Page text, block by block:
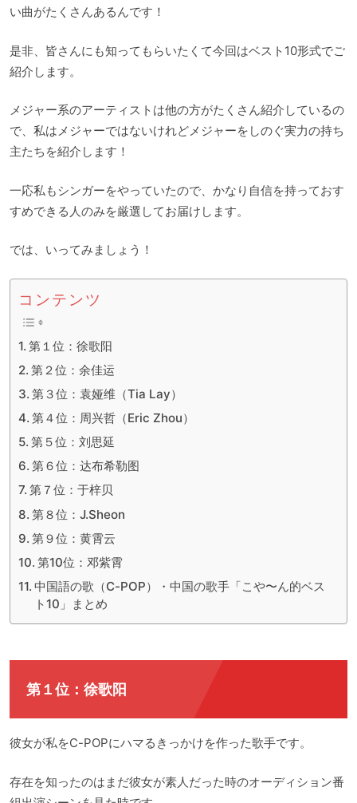
い曲がたくさんあるんです！
是非、皆さんにも知ってもらいたくて今回はベスト10形式でご
紹介します。
メジャー系のアーティストは他の方がたくさん紹介しているの
で、私はメジャーではないけれどメジャーをしのぐ実力の持ち
主たちを紹介します！
一応私もシンガーをやっていたので、かなり自信を持っておす
すめできる人のみを厳選してお届けします。
では、いってみましょう！
コンテンツ
第１位：徐歌阳
第２位：余佳运
第３位：袁娅维（Tia Lay）
第４位：周兴哲（Eric Zhou）
第５位：刘思延
第６位：达布希勒图
第７位：于梓贝
第８位：J.Sheon
第９位：黄霄云
第10位：邓紫霄
中国語の歌（C-POP）・中国の歌手「こや〜ん的ベス
ト10」まとめ
第１位：徐歌阳
彼女が私をC-POPにハマるきっかけを作った歌手です。
存在を知ったのはまだ彼女が素人だった時のオーディション番